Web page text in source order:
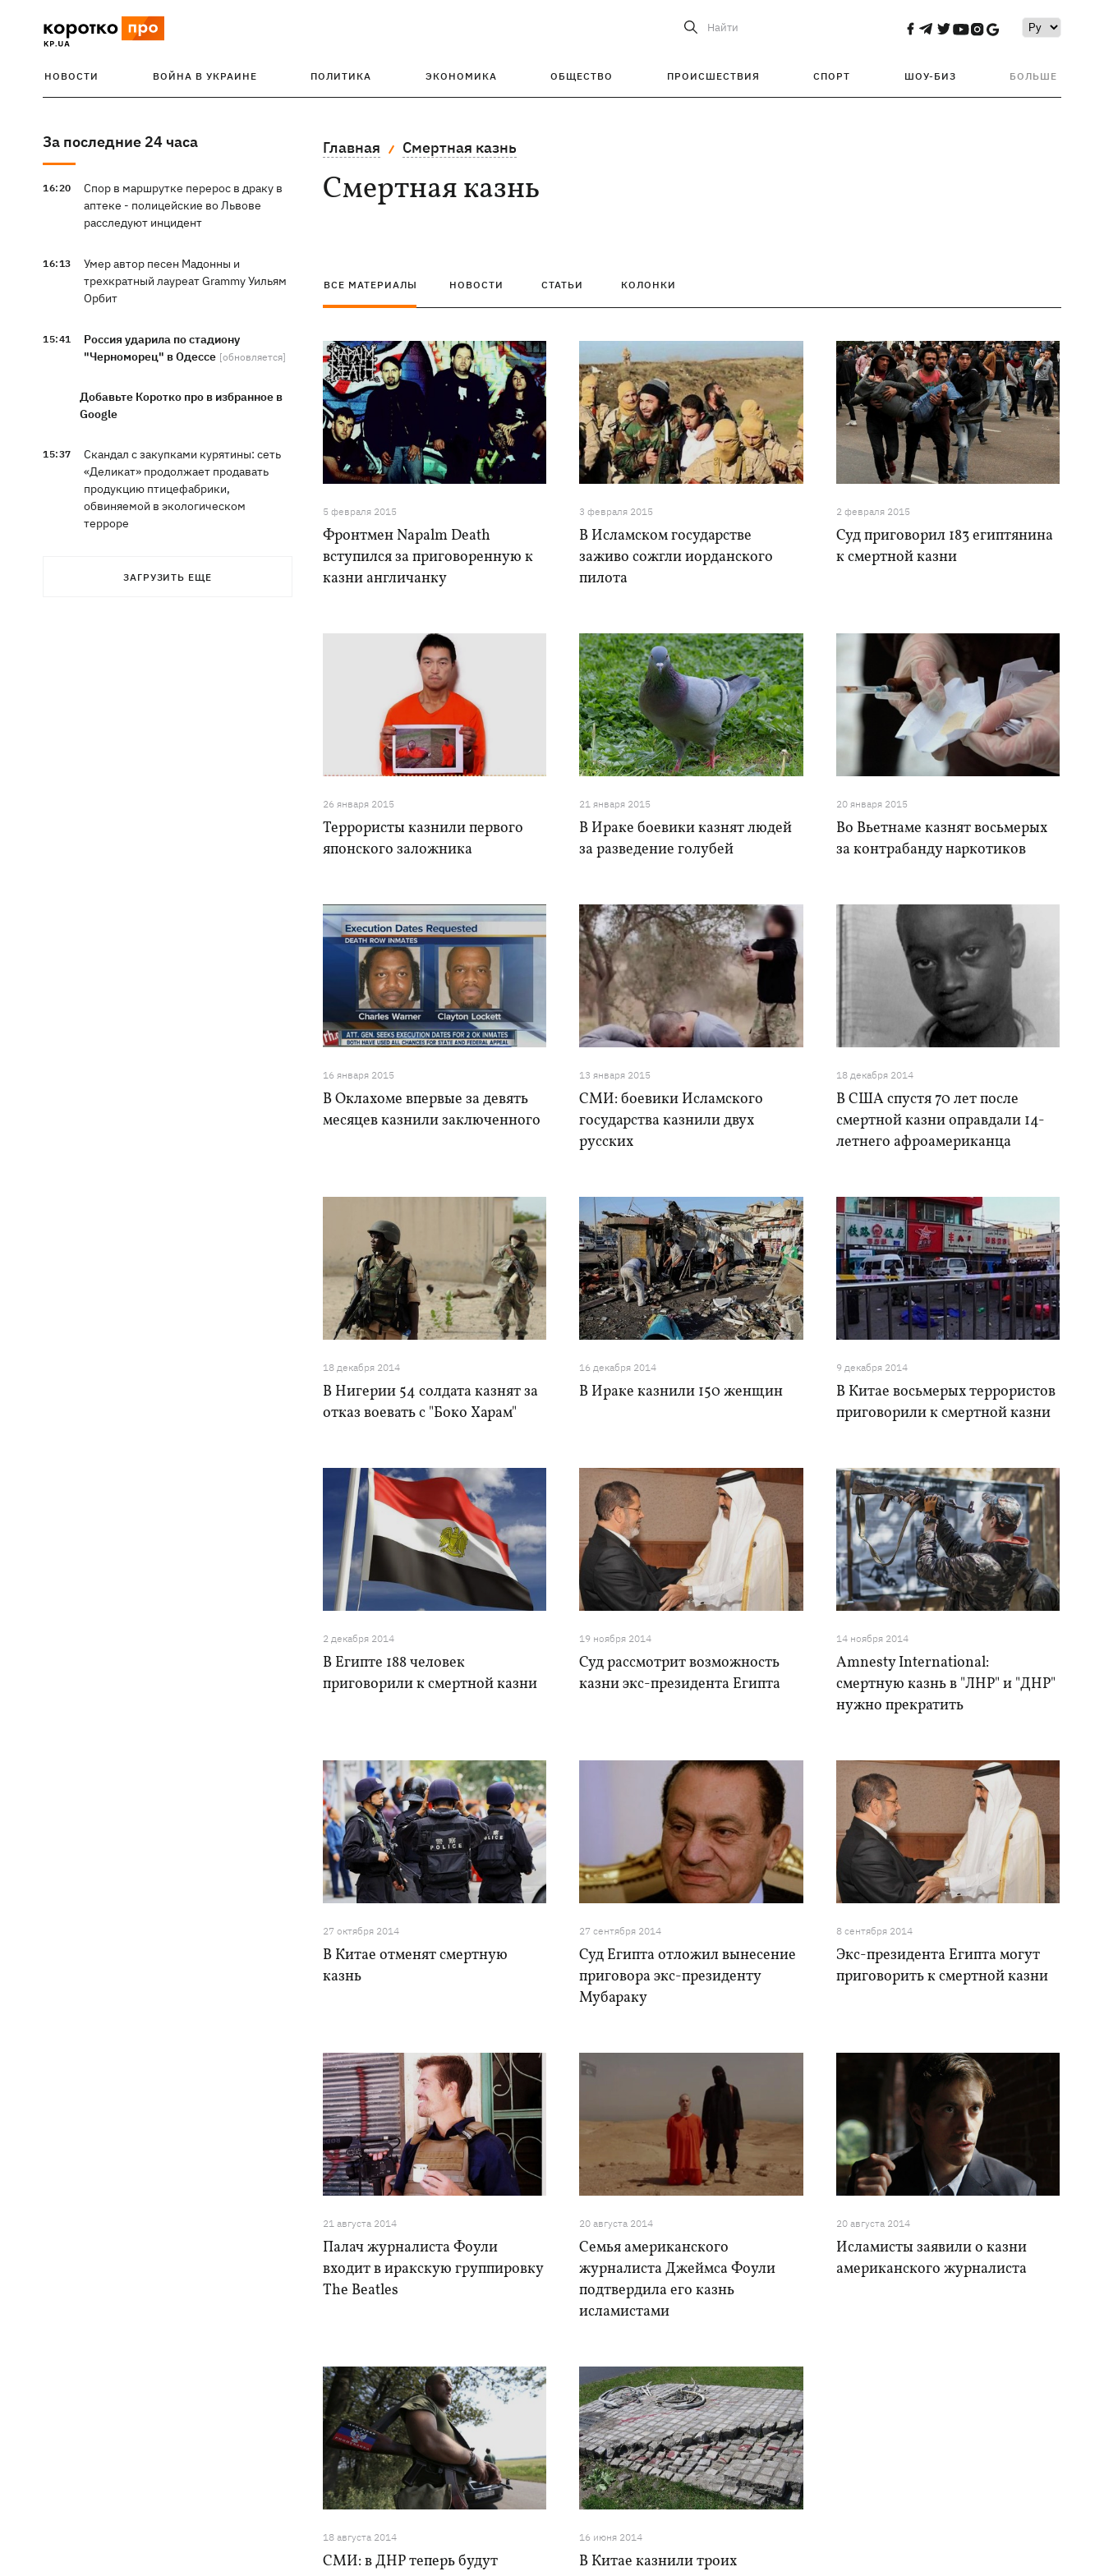
Найти
НОВОСТИ ВОЙНА В УКРАИНЕ ПОЛИТИКА ЭКОНОМИКА ОБЩЕСТВО ПРОИСШЕСТВИЯ СПОРТ ШОУ-БИЗ БОЛЬШЕ
За последние 24 часа
16:20
Спор в маршрутке перерос в драку в
аптеке - полицейские во Львове
расследуют инцидент
16:13
Умер автор песен Мадонны и
трехкратный лауреат Grammy Уильям
Орбит
15:41
Россия ударила по стадиону
"Черноморец" в Одессе [обновляется]
Добавьте Коротко про в избранное в
Google
15:37
Скандал с закупками курятины: сеть
«Деликат» продолжает продавать
продукцию птицефабрики,
обвиняемой в экологическом
терроре
в выходные накроют грозы с градом
ЗАГРУЗИТЬ ЕЩЕ
Главная Смертная казнь
Смертная казнь
ВСЕ МАТЕРИАЛЫ НОВОСТИ СТАТЬИ КОЛОНКИ
5 февраля 2015
Фронтмен Napalm Death
вступился за приговоренную к
казни англичанку
3 февраля 2015
В Исламском государстве
заживо сожгли иорданского
пилота
2 февраля 2015
Суд приговорил 183 египтянина
к смертной казни
26 января 2015
Террористы казнили первого
японского заложника
21 января 2015
В Ираке боевики казнят людей
за разведение голубей
20 января 2015
Во Вьетнаме казнят восьмерых
за контрабанду наркотиков
16 января 2015
В Оклахоме впервые за девять
месяцев казнили заключенного
13 января 2015
СМИ: боевики Исламского
государства казнили двух
русских
18 декабря 2014
В США спустя 70 лет после
смертной казни оправдали 14-
летнего афроамериканца
18 декабря 2014
В Нигерии 54 солдата казнят за
отказ воевать с "Боко Харам"
16 декабря 2014
В Ираке казнили 150 женщин
9 декабря 2014
В Китае восьмерых террористов
приговорили к смертной казни
2 декабря 2014
В Египте 188 человек
приговорили к смертной казни
19 ноября 2014
Суд рассмотрит возможность
казни экс-президента Египта
14 ноября 2014
Amnesty International:
смертную казнь в "ЛНР" и "ДНР"
нужно прекратить
27 октября 2014
В Китае отменят смертную
казнь
27 сентября 2014
Суд Египта отложил вынесение
приговора экс-президенту
Мубараку
8 сентября 2014
Экс-президента Египта могут
приговорить к смертной казни
21 августа 2014
Палач журналиста Фоули
входит в иракскую группировку
The Beatles
20 августа 2014
Семья американского
журналиста Джеймса Фоули
подтвердила его казнь
исламистами
20 августа 2014
Исламисты заявили о казни
американского журналиста
18 августа 2014
СМИ: в ДНР теперь будут
16 июня 2014
В Китае казнили троих